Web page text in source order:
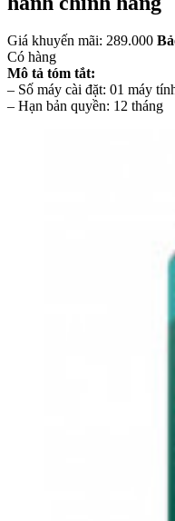
Giá khuyến mãi: 289.000
Có hàng
Mô tả tóm tắt:
– Số máy cài đặt: 01 máy
– Hạn bản quyền: 12 tháng